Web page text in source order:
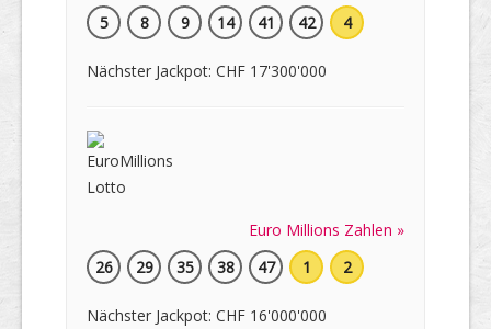
5
8 9 14 41 42 4
Nächster Jackpot: CHF 17'300'000
Euro Millions Zahlen »
26
29 35 38 47 1 2
Nächster Jackpot: CHF 16'000'000